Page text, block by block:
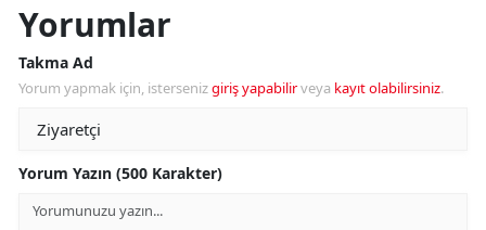
Yorumlar
Takma Ad
Yorum yapmak için, istersenizgiriş yapabilirveya kayıt olabilirsiniz.
Yorum Yazın (500 Karakter)